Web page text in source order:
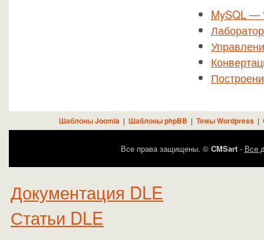
MySQL —
Шаблоны Joomla | Шаблоны phpBB | Темы Wordpress|
Все права защищены. © CMSart- Все
Документация DLE
Статьи DLE